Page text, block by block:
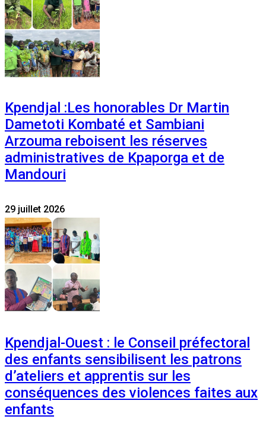
Kpendjal :Les honorables Dr Martin
Dametoti Kombaté et Sambiani
Arzouma reboisent les réserves
administratives de Kpaporga et de
Mandouri
29 juillet 2026
Kpendjal-Ouest : le Conseil préfectoral
des enfants sensibilisent les patrons
d’ateliers et apprentis sur les
conséquences des violences faites aux
enfants